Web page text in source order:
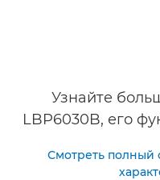
Узнайте
LBP6030B, его
Смотреть полный